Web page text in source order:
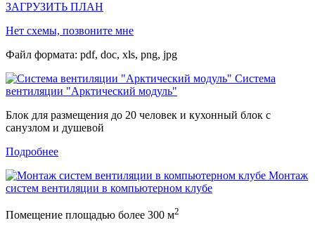
ЗАГРУЗИТЬ ПЛАН
Нет схемы, позвоните мне
Файл формата: pdf, doc, xls, png, jpg
Система
вентиляции "Арктический модуль"
Блок для размещения до 20 человек и кухонный блок с
санузлом и душевой
Подробнее
Монтаж
систем вентиляции в компьютерном клубе
Помещение площадью более 300 м2